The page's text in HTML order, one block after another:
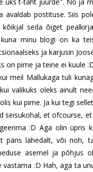
postituse. Siis
seda õiget
minu blogi on ka
ja karjusin
on pime ja teine ei kuule
meil Mallukaga tuli
valikuks oleks ainult
kui pime. Ja kui tegi
seisukohal, et ofcourse,
:D Aga olin üpris
päris lähedalt, või noh,
asemel ja põhjus
:D Hah, aga ta